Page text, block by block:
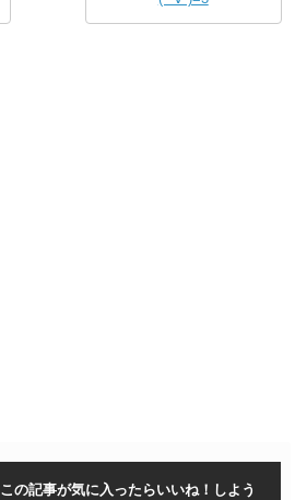
この記事が気に入ったらいいね！しよう